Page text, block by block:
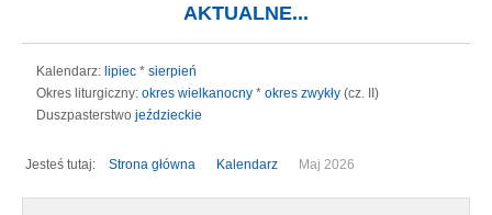
AKTUALNE...
Kalendarz: lipiec * sierpień
Okres liturgiczny: okres wielkanocny * okres zwykły (cz. II)
Duszpasterstwo jeździeckie
Jesteś tutaj: Strona główna Kalendarz Maj 2026